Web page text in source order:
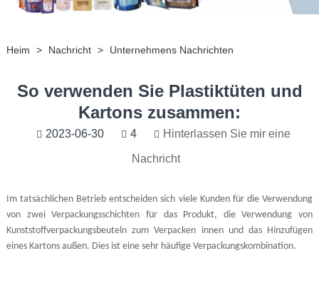
Heim > Nachricht > Unternehmens Nachrichten
So verwenden Sie Plastiktüten und
Kartons zusammen:
2023-06-30 4 Hinterlassen Sie mir eine
Nachricht
Im tatsächlichen Betrieb entscheiden sich viele Kunden für die Verwendung
von zwei Verpackungsschichten für das Produkt, die Verwendung von
Kunststoffverpackungsbeuteln zum Verpacken innen und das Hinzufügen
eines Kartons außen. Dies ist eine sehr häufige Verpackungskombination.